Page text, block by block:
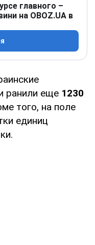
главного –
на OBOZ.UA в
ранили еще 1230
того, на поле
единиц